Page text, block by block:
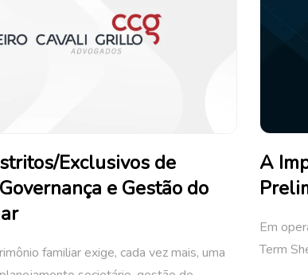
Exclusivos de
e Gestão do
familiar exige, cada vez mais, uma
A
Em
Term